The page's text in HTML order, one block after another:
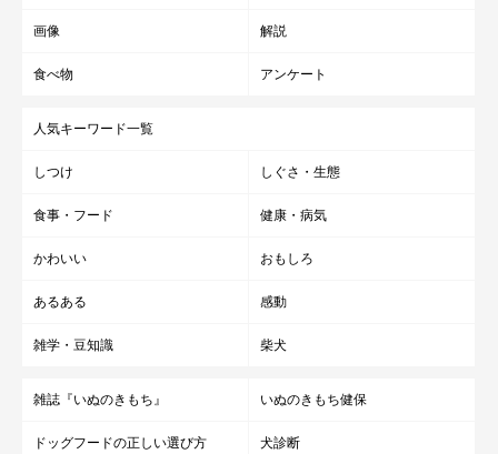
画像 解説
食べ物 アンケート
人気キーワード一覧
しつけ しぐさ・生態
食事・フード 健康・病気
かわいい おもしろ
あるある 感動
雑学・豆知識 柴犬
雑誌『いぬのきもち』 いぬのきもち健保
ドッグフードの正しい選び方 犬診断